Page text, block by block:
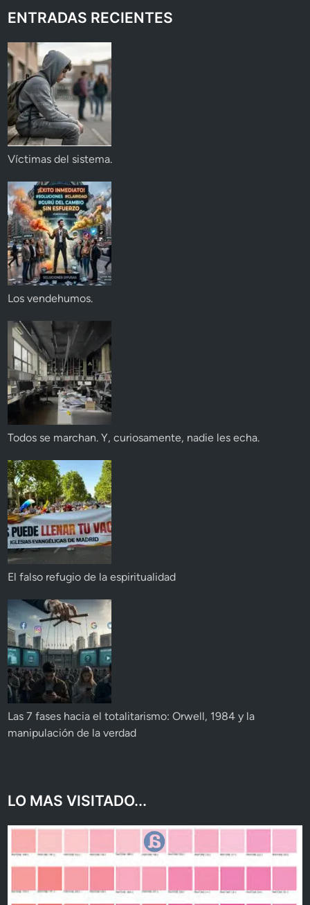
ENTRADAS RECIENTES
Víctimas del sistema.
Los vendehumos.
Todos se marchan. Y, curiosamente, nadie les echa.
El falso refugio de la espiritualidad
Las 7 fases hacia el totalitarismo: Orwell, 1984 y la
manipulación de la verdad
LO MAS VISITADO...